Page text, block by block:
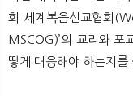
회 세계복음선교협회
MSCOG)’의 교리와 포
떻게 대응해야 하는지를